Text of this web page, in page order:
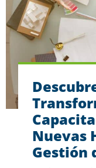
Nuevas
Gestión